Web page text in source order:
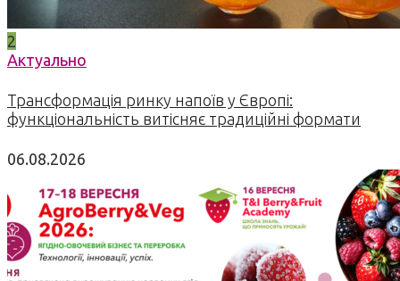
2
Актуально
Трансформація ринку напоїв у Європі:
функціональність витісняє традиційні формати
06.08.2026